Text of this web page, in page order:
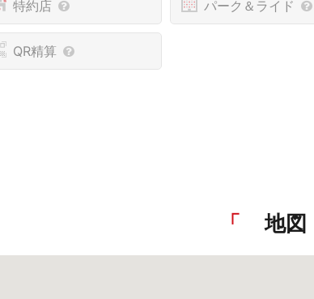
特約店 パーク＆ライド
QR精算
地図